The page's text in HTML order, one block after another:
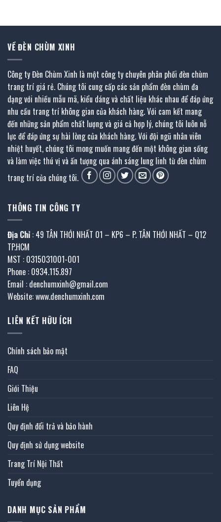
VỀ ĐÈN CHÙM XINH
Công ty Đèn Chùm Xinh là một công ty chuyên phân phối đèn chùm
trang trí giá rẻ. Chúng tôi cung cấp các sản phẩm đèn chùm đa
dạng với nhiều mẫu mã, kiểu dáng và chất liệu khác nhau để đáp ứng
nhu cầu trang trí không gian của khách hàng. Với cam kết mang
đến những sản phẩm chất lượng và giá cả hợp lý, chúng tôi luôn nỗ
lực để đáp ứng sự hài lòng của khách hàng. Với đội ngũ nhân viên
nhiệt huyết, chúng tôi mong muốn mang đến một không gian sống
và làm việc thú vị và ấn tượng qua ánh sáng lung linh từ đèn chùm
trang trí của chúng tôi.
THÔNG TIN CÔNG TY
Địa Chỉ : 49 TÂN THỚI NHẤT 01 – KP6 – P. TÂN THỚI NHẤT – Q12
TP.HCM
MST : 0315031001-001
Phone : 0934.115.897
Email : denchumxinh@gmail.com
Website: www.denchumxinh.com
LIÊN KẾT HỮU ÍCH
Chính sách bảo mật
FAQ
Giới Thiệu
Liên Hệ
Quy định đổi trả và bảo hành
Quy định sử dụng website
Trang Trí Nội Thất
Tuyển dụng
DANH MỤC SẢN PHẨM